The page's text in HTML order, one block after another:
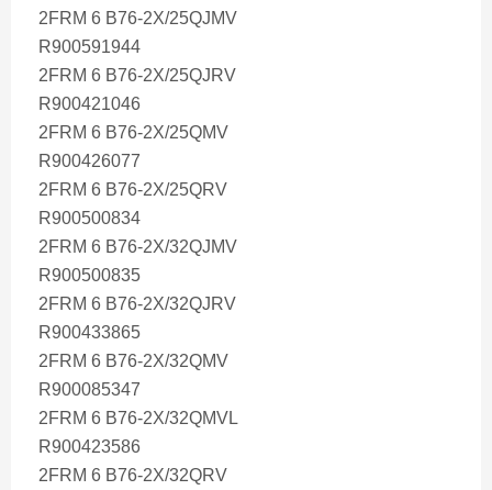
2FRM 6 B76-2X/25QJMV
R900591944
2FRM 6 B76-2X/25QJRV
R900421046
2FRM 6 B76-2X/25QMV
R900426077
2FRM 6 B76-2X/25QRV
R900500834
2FRM 6 B76-2X/32QJMV
R900500835
2FRM 6 B76-2X/32QJRV
R900433865
2FRM 6 B76-2X/32QMV
R900085347
2FRM 6 B76-2X/32QMVL
R900423586
2FRM 6 B76-2X/32QRV